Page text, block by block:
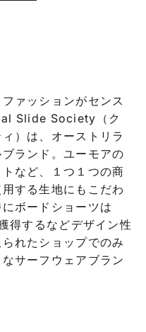
ァッションがセンス
Slide Society（ク
）は、オーストリラ
ランド。ユーモアの
など、１つ１つの商
する生地にもこだわ
ボードショーツは
得するなどデザイン性
れたショップでのみ
サーフウェアブラン